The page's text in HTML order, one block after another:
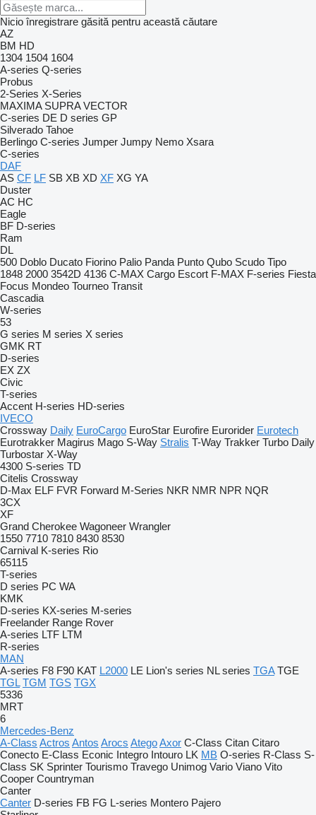
Nicio înregistrare găsită pentru această căutare
AZ
BM HD
1304 1504 1604
A-series Q-series
Probus
2-Series X-Series
MAXIMA SUPRA VECTOR
C-series DE D series GP
Silverado Tahoe
Berlingo C-series Jumper Jumpy Nemo Xsara
C-series
DAF
AS CF LF SB XB XD XF XG YA
Duster
AC HC
Eagle
BF D-series
Ram
DL
500 Doblo Ducato Fiorino Palio Panda Punto Qubo Scudo Tipo
1848 2000 3542D 4136 C-MAX Cargo Escort F-MAX F-series Fiesta
Focus Mondeo Tourneo Transit
Cascadia
W-series
53
G series M series X series
GMK RT
D-series
EX ZX
Civic
T-series
Accent H-series HD-series
IVECO
Crossway Daily EuroCargo EuroStar Eurofire Eurorider Eurotech
Eurotrakker Magirus Mago S-Way Stralis T-Way Trakker Turbo Daily
Turbostar X-Way
4300 S-series TD
Citelis Crossway
D-Max ELF FVR Forward M-Series NKR NMR NPR NQR
3CX
XF
Grand Cherokee Wagoneer Wrangler
1550 7710 7810 8430 8530
Carnival K-series Rio
65115
T-series
D series PC WA
KMK
D-series KX-series M-series
Freelander Range Rover
A-series LTF LTM
R-series
MAN
A-series F8 F90 KAT L2000 LE Lion's series NL series TGA TGE
TGL TGM TGS TGX
5336
MRT
6
Mercedes-Benz
A-Class Actros Antos Arocs AtegoAxor C-Class Citan Citaro
Conecto E-Class Econic Integro Intouro LK MB O-series R-Class S-
Class SK Sprinter Tourismo Travego Unimog Vario Viano Vito
Cooper Countryman
Canter
Canter D-series FB FG L-series Montero Pajero